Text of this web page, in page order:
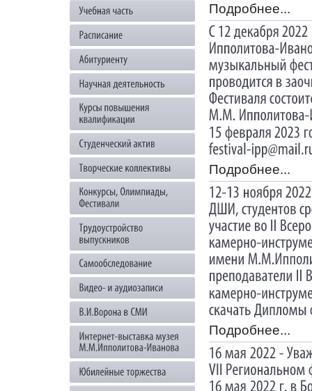
Подробнее...
Подробнее...
Подробнее...